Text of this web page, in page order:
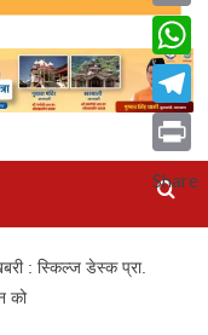
: स्किल्ज डेस्क प्रा.
को
Email
Print
Share